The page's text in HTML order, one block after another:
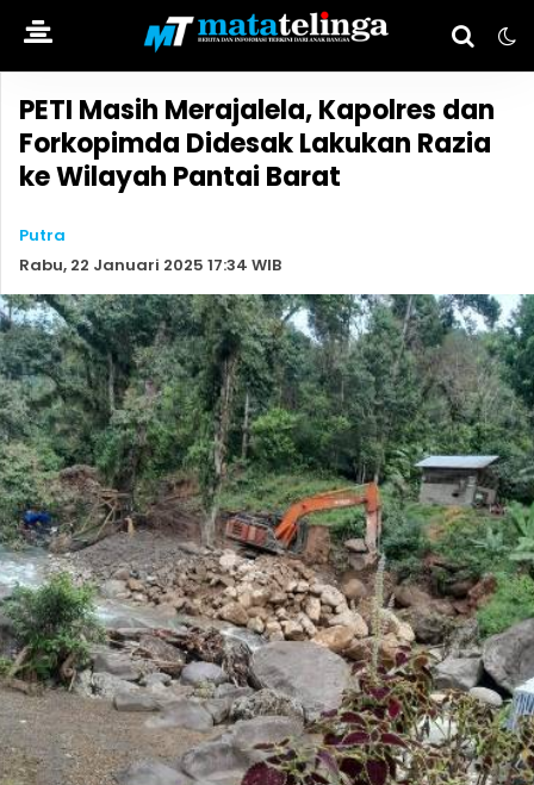
PETI Masih Merajalela, Kapolres dan
Forkopimda Didesak Lakukan Razia
ke Wilayah Pantai Barat
Putra
Rabu, 22 Januari 2025 17:34 WIB